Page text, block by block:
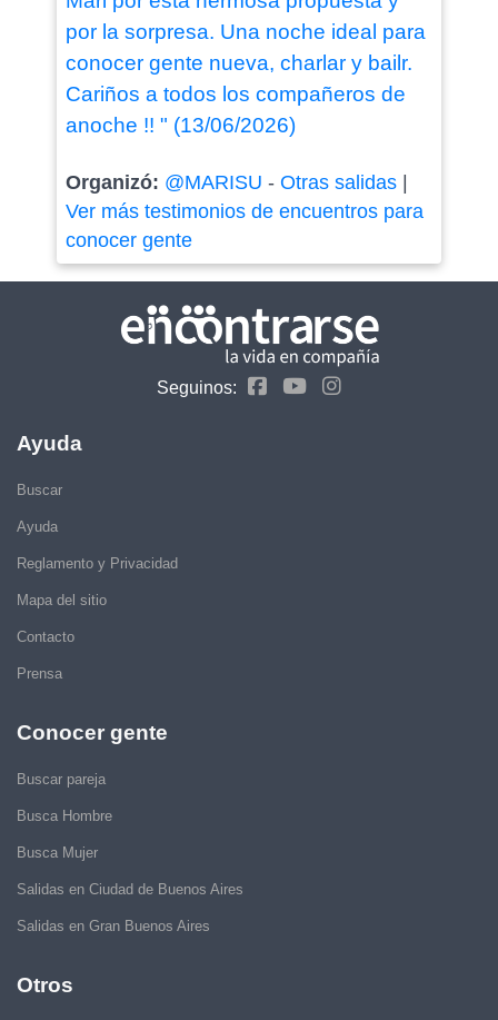
por la sorpresa. Una noche ideal para
conocer gente nueva, charlar y bailr.
Cariños a todos los compañeros de
anoche !! " (13/06/2026)
Organizó: @MARISU - Otras salidas|
Ver más testimonios de encuentros para
conocer gente
Seguinos:
Ayuda
Buscar
Ayuda
Reglamento y Privacidad
Mapa del sitio
Contacto
Prensa
Conocer gente
Buscar pareja
Busca Hombre
Busca Mujer
Salidas en Ciudad de Buenos Aires
Salidas en Gran Buenos Aires
Otros